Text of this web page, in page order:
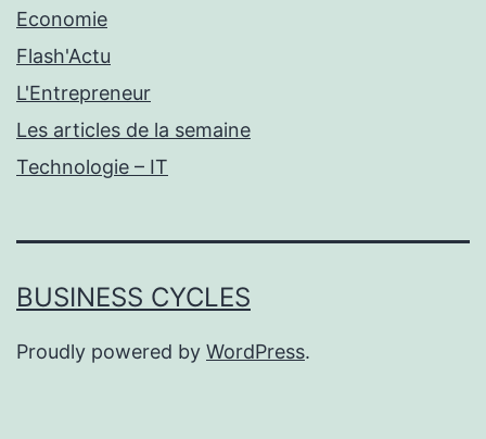
Economie
Flash'Actu
L'Entrepreneur
Les articles de la semaine
Technologie – IT
BUSINESS CYCLES
Proudly powered by WordPress.